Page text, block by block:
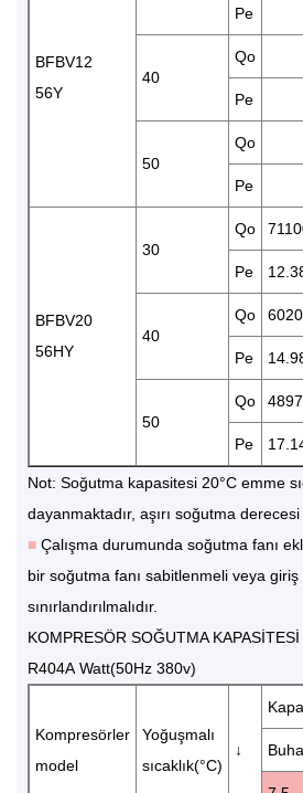
BFBV12
56Y
Pe
40
Qo
Pe
50
Qo
Pe
BFBV20
56HY
30
Qo
Pe
40
Qo
Pe
50
Qo
Pe
Not: Soğutma kapasitesi 20°C emme
dayanmaktadır, aşırı soğutma
■ Çalışma durumunda soğutma fanı
bir soğutma fanı sabitlenmeli veya giriş
sınırlandırılmalıdır.
KOMPRESÖR SOĞUTMA KAPASİTESİ
R404A Watt(50Hz 380v)
Kompresörler
model
Yoğuşmalı
sıcaklık(°C)
↓